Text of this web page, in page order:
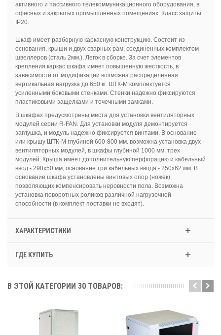
активного и пассивного телекоммуникационного оборудования, в
офисных и закрытых промышленных помещениях. Класс защиты
IP20.
Шкаф имеет разборную каркасную конструкцию. Состоит из
основания, крыши и двух сварных рам, соединенных комплектом
швеллеров (сталь 2мм.). Легок в сборке. За счет элементов
крепления каркас шкафа имеет повышенную жесткость, в
зависимости от модификации возможна распределенная
вертикальная нагрузка до 650 кг. ШТК-М комплектуется
усиленными боковыми стенками. Стенки надежно фиксируются
пластиковыми защелками и точечными замками.
В шкафах предусмотрены места для установки вентиляторных
модулей серии R-FAN. Для установки модуля демонтируется
заглушка, и модуль надежно фиксируется винтами. В основание
или крышу ШТК-М глубиной 600-800 мм. возможна установка двух
вентиляторных модулей, в шкафы глубиной 1000 мм. трех
модулей. Крыша имеет дополнительную перфорацию и кабельный
ввод - 290х50 мм, основание три кабельных ввода - 250х62 мм. В
основание шкафа установлены винтовых опор (ножек)
позволяющих компенсировать неровности пола. Возможна
установка поворотных роликов различной нагрузочной
способности (в комплект поставки не входят).
ХАРАКТЕРИСТИКИ
ГДЕ КУПИТЬ
В ЭТОЙ КАТЕГОРИИ 30 ТОВАРОВ: